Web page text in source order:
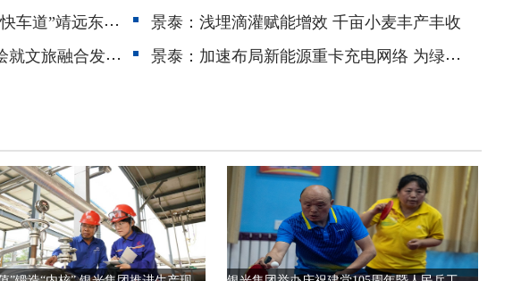
补齐冷链产业链 打通产销“快车道”靖远东湾特色果蔬香飘四方
景泰：浅埋滴灌赋能增效 千亩小麦丰产丰收
以文塑旅以旅彰文 靖远县绘就文旅融合发展新图景
景泰：加速布局新能源重卡充电网络 为绿色物流“充满电”